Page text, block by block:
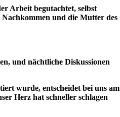
Arbeit begutachtet, selbst
und die Mutter des
und nächtliche Diskussionen
wurde, entscheidet bei uns am
Herz hat schneller schlagen